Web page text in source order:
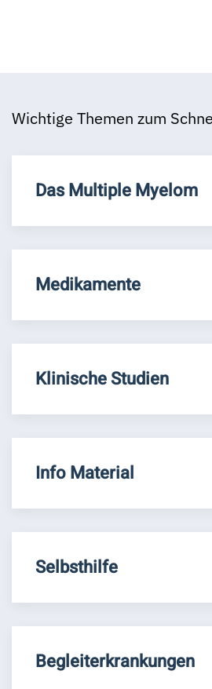
Wichtige Themen zum
Das Multiple Myelom
Medikamente
Klinische Studien
Info Material
Selbsthilfe
Begleiterkrankungen